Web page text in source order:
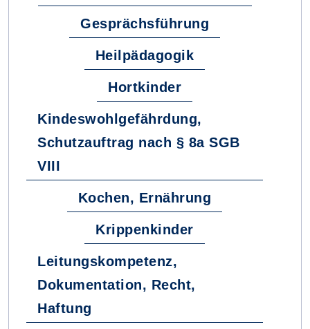
Gesprächsführung
Heilpädagogik
Hortkinder
Kindeswohlgefährdung,
Schutzauftrag nach § 8a SGB
VIII
Kochen, Ernährung
Krippenkinder
Leitungskompetenz,
Dokumentation, Recht,
Haftung